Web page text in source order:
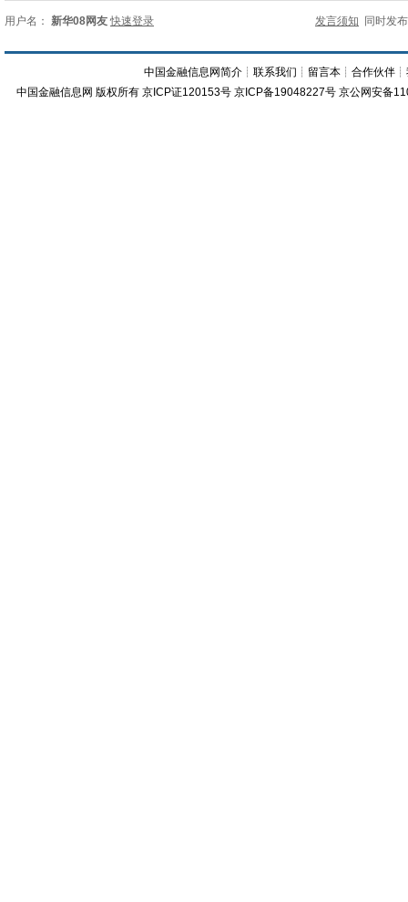
用户名： 新华08网友 快速登录 发言须知 同时发
中国金融信息网简介 ┊联系我们 ┊ 留言本 ┊合作伙伴 ┊
中国金融信息网 版权所有 京ICP证120153号 京ICP备19048227号 京公网安备